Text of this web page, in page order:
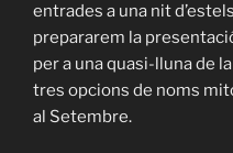
entrades a una nit
prepararem la
per a una quasi-lluna de
tres opcions de noms
al Setembre.
Català
Español